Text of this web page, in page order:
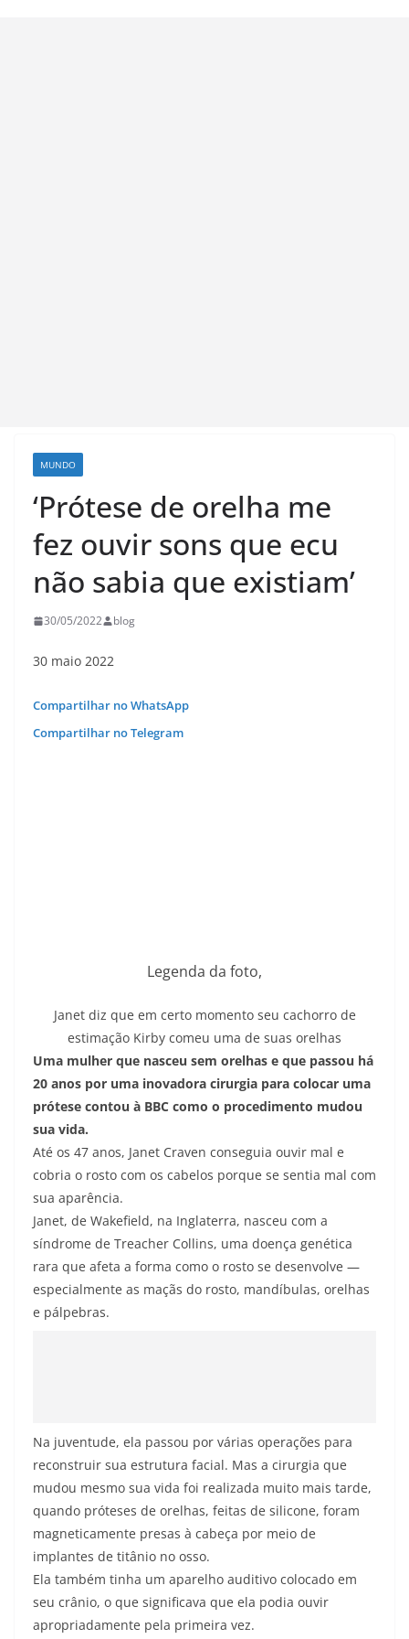
MUNDO
‘Prótese de orelha me
fez ouvir sons que ecu
não sabia que existiam’
30/05/2022 blog
30 maio 2022
Compartilhar no WhatsApp
Compartilhar no Telegram
Legenda da foto,
Janet diz que em certo momento seu cachorro de
estimação Kirby comeu uma de suas orelhas
Uma mulher que nasceu sem orelhas e que passou há
20 anos por uma inovadora cirurgia para colocar uma
prótese contou à BBC como o procedimento mudou
sua vida.
Até os 47 anos, Janet Craven conseguia ouvir mal e
cobria o rosto com os cabelos porque se sentia mal com
sua aparência.
Janet, de Wakefield, na Inglaterra, nasceu com a
síndrome de Treacher Collins, uma doença genética
rara que afeta a forma como o rosto se desenvolve —
especialmente as maçãs do rosto, mandíbulas, orelhas
e pálpebras.
Na juventude, ela passou por várias operações para
reconstruir sua estrutura facial. Mas a cirurgia que
mudou mesmo sua vida foi realizada muito mais tarde,
quando próteses de orelhas, feitas de silicone, foram
magneticamente presas à cabeça por meio de
implantes de titânio no osso.
Ela também tinha um aparelho auditivo colocado em
seu crânio, o que significava que ela podia ouvir
apropriadamente pela primeira vez.